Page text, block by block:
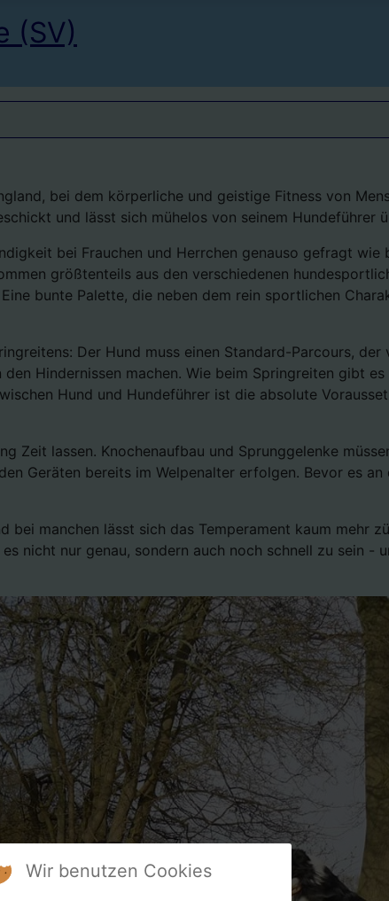
(SV)
bei dem körperliche und geistige Fitness von
und lässt sich mühelos von seinem Hundeführer
bei Frauchen und Herrchen genauso gefragt
größtenteils aus den verschiedenen
bunte Palette, die neben dem rein sportlichen
Der Hund muss einen Standard-Parcours,
Hindernissen machen. Wie beim Springreiten gibt
Hund und Hundeführer ist die absolute
Zeit lassen. Knochenaufbau und Sprunggelenke
Geräten bereits im Welpenalter erfolgen. Bevor es
manchen lässt sich das Temperament kaum mehr
nicht nur genau, sondern auch noch schnell zu sein -
Wir benutzen Cookies